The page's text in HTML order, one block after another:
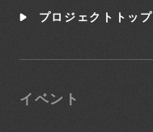
プロジェクトトップ
イベント